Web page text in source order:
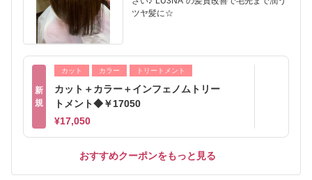
ツヤ髪に☆
新
規
カット カラー トリートメント
カット＋カラー＋インフェノムトリー
トメント◆￥17050
¥17,050
おすすめクーポンをもっと見る